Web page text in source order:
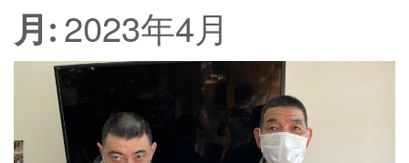
月: 2023年4月